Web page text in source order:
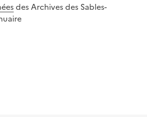
des Archives des Sables-